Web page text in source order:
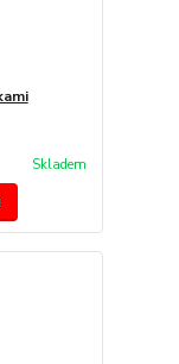
Skladem